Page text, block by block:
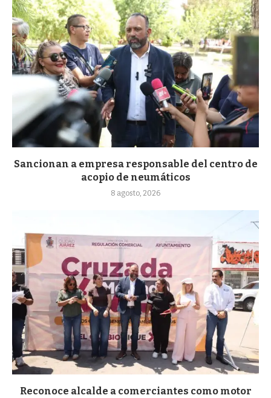
Sancionan a empresa responsable del centro de
acopio de neumáticos
8 agosto, 2026
Reconoce alcalde a comerciantes como motor